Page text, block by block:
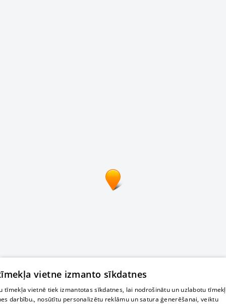
vietne izmanto sīkdatnes
tīmekļa vietnē tiek izmantotas sīkdatnes, lai nodrošinātu un uzlabotu
darbību., nosūtītu personalizētu reklāmu un satura ģenerēšanai, veiktu